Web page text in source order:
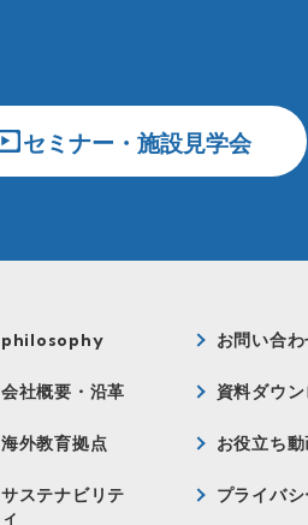
セミナー・施設見学会
philosophy
会社概要・沿革
海外教育拠点
サステナビリテ
ィ
お問い合わ
資料ダウ
お役立ち動
プライバ